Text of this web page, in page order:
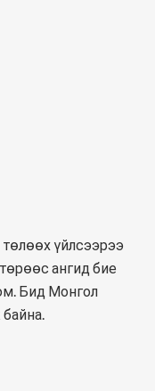
үйлсээрээ
ангид бие
Бид Монгол